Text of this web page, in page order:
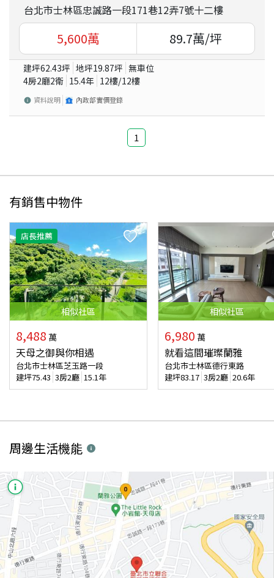
台北市士林區忠誠路一段171巷12弄7號十二樓
5,600萬 89.7萬/坪
建坪62.43坪 地坪19.87坪 無車位
4房2廳2衛 15.4年 12樓/12樓
資料說明 內政部實價登錄
1
有銷售中物件
店長推薦
相似社區
8,488 萬
天母之御與你相遇
台北市士林區芝玉路一段
建坪75.43 3房2廳 15.1年
相似社區
6,980 萬
就看這間璀璨蘭雅
台北市士林區德行東路
建坪83.17 3房2廳 20.6年
周邊生活機能